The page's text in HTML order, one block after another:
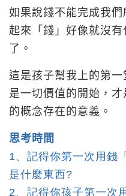
如果說錢不能完成我
起來「錢」好像就沒
了。
這是孩子幫我上的第
是一切價值的開始，
的概念存在的意義。
思考時間
1、記得你第一次用錢
是什麼東西?
2、記得你孩子第一次